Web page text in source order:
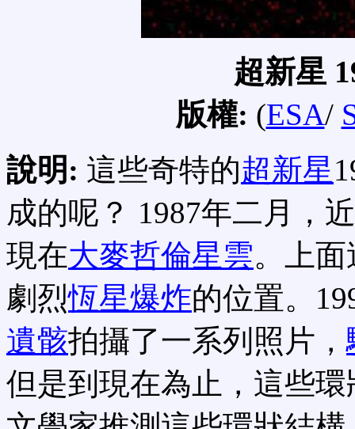
超新星
版權: (ESA/
說明: 這些奇特的超新星
成的呢？ 1987年二月，
現在大麥哲倫星雲。上
劇烈恆星爆炸的位置。
遺骸拍攝了一系列照片，
但是到現在為止，這些